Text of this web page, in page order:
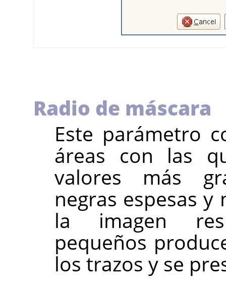
Radio de máscara
Este parámetro
áreas con las
valores más
negras espesas
la imagen
pequeños
los trazos y se